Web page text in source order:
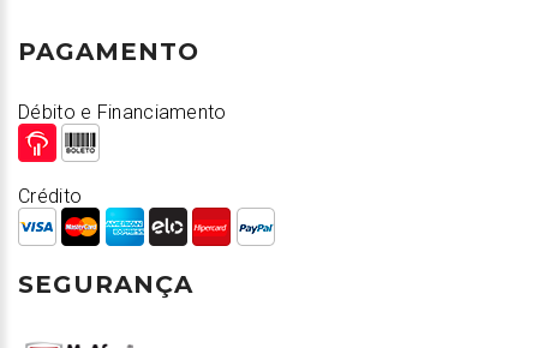
PAGAMENTO
Débito e Financiamento
Crédito
SEGURANÇA